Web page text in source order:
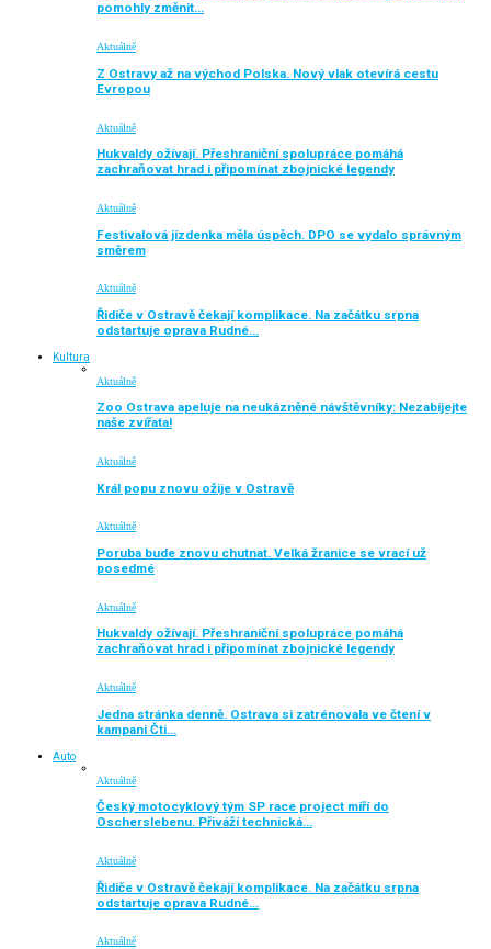
pomohly změnit…
Aktuálně
Z Ostravy až na východ Polska. Nový vlak otevírá cestu
Evropou
Aktuálně
Hukvaldy ožívají. Přeshraniční spolupráce pomáhá
zachraňovat hrad i připomínat zbojnické legendy
Aktuálně
Festivalová jízdenka měla úspěch. DPO se vydalo správným
směrem
Aktuálně
Řidiče v Ostravě čekají komplikace. Na začátku srpna
odstartuje oprava Rudné…
Kultura
Aktuálně
Zoo Ostrava apeluje na neukázněné návštěvníky: Nezabíjejte
naše zvířata!
Aktuálně
Král popu znovu ožije v Ostravě
Aktuálně
Poruba bude znovu chutnat. Velká žranice se vrací už
posedmé
Aktuálně
Hukvaldy ožívají. Přeshraniční spolupráce pomáhá
zachraňovat hrad i připomínat zbojnické legendy
Aktuálně
Jedna stránka denně. Ostrava si zatrénovala ve čtení v
kampani Čti…
Auto
Aktuálně
Český motocyklový tým SP race project míří do
Oscherslebenu. Přiváží technická…
Aktuálně
Řidiče v Ostravě čekají komplikace. Na začátku srpna
odstartuje oprava Rudné…
Aktuálně